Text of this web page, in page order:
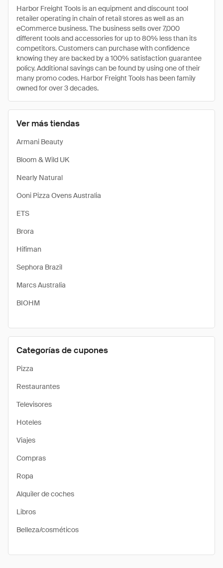
Harbor Freight Tools is an equipment and discount tool
retailer operating in chain of retail stores as well as an
eCommerce business. The business sells over 7,000
different tools and accessories for up to 80% less than its
competitors. Customers can purchase with confidence
knowing they are backed by a 100% satisfaction guarantee
policy. Additional savings can be found by using one of their
many promo codes. Harbor Freight Tools has been family
owned for over 3 decades.
Ver más tiendas
Armani Beauty
Bloom & Wild UK
Nearly Natural
Ooni Pizza Ovens Australia
ETS
Brora
Hifiman
Sephora Brazil
Marcs Australia
BIOHM
Categorías de cupones
Pizza
Restaurantes
Televisores
Hoteles
Viajes
Compras
Ropa
Alquiler de coches
Libros
Belleza/cosméticos